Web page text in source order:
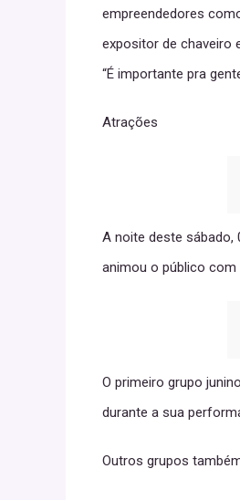
empreendedores
expositor de chaveiro
“É importante pra
Atrações
A noite deste sábado,
animou o público
O primeiro grupo
durante a sua
Outros grupos